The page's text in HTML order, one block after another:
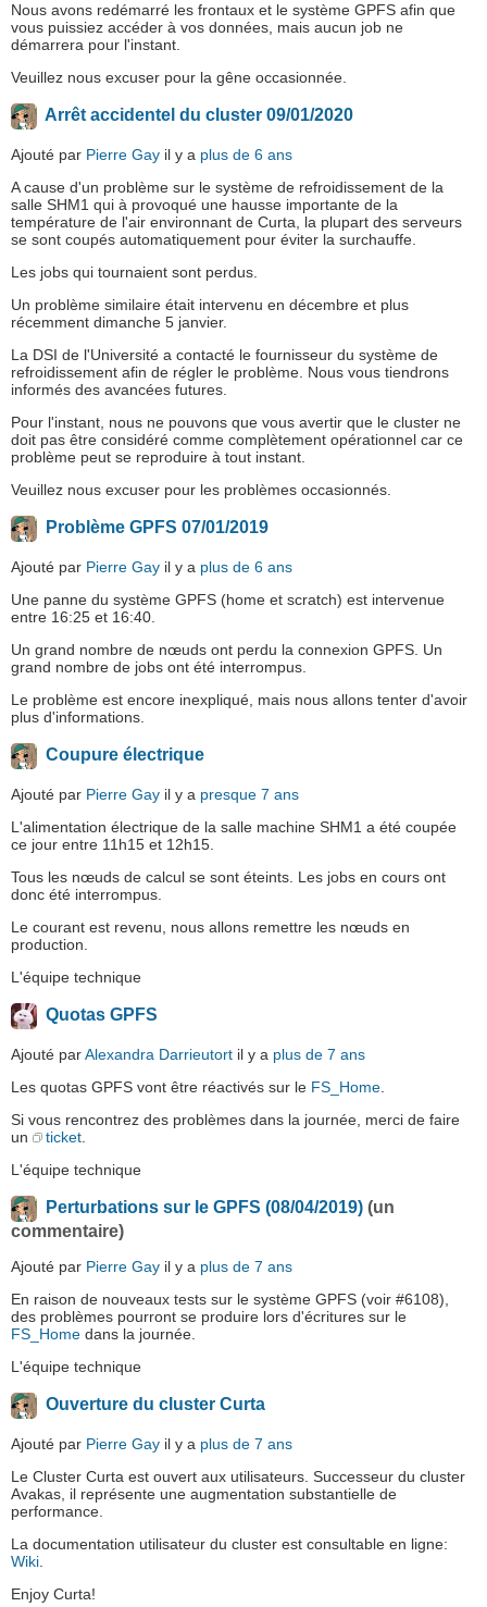
Nous avons redémarré les frontaux et le système GPFS afin que
vous puissiez accéder à vos données, mais aucun job ne
démarrera pour l'instant.
Veuillez nous excuser pour la gêne occasionnée.
Arrêt accidentel du cluster 09/01/2020
Ajouté par Pierre Gay il y a plus de 6 ans
A cause d'un problème sur le système de refroidissement de la
salle SHM1 qui à provoqué une hausse importante de la
température de l'air environnant de Curta, la plupart des serveurs
se sont coupés automatiquement pour éviter la surchauffe.
Les jobs qui tournaient sont perdus.
Un problème similaire était intervenu en décembre et plus
récemment dimanche 5 janvier.
La DSI de l'Université a contacté le fournisseur du système de
refroidissement afin de régler le problème. Nous vous tiendrons
informés des avancées futures.
Pour l'instant, nous ne pouvons que vous avertir que le cluster ne
doit pas être considéré comme complètement opérationnel car ce
problème peut se reproduire à tout instant.
Veuillez nous excuser pour les problèmes occasionnés.
Problème GPFS 07/01/2019
Ajouté par Pierre Gay il y a plus de 6 ans
Une panne du système GPFS (home et scratch) est intervenue
entre 16:25 et 16:40.
Un grand nombre de nœuds ont perdu la connexion GPFS. Un
grand nombre de jobs ont été interrompus.
Le problème est encore inexpliqué, mais nous allons tenter d'avoir
plus d'informations.
Coupure électrique
Ajouté par Pierre Gay il y a presque 7 ans
L'alimentation électrique de la salle machine SHM1 a été coupée
ce jour entre 11h15 et 12h15.
Tous les nœuds de calcul se sont éteints. Les jobs en cours ont
donc été interrompus.
Le courant est revenu, nous allons remettre les nœuds en
production.
L'équipe technique
Quotas GPFS
Ajouté parAlexandra Darrieutort il y a plus de 7 ans
Les quotas GPFS vont être réactivés sur le FS_Home.
Si vous rencontrez des problèmes dans la journée, merci de faire
un
ticket.
L'équipe technique
Perturbations sur le GPFS (08/04/2019) (un
commentaire)
Ajouté par Pierre Gay il y a plus de 7 ans
En raison de nouveaux tests sur le système GPFS (voir #6108),
des problèmes pourront se produire lors d'écritures sur le
FS_Home dans la journée.
L'équipe technique
Ouverture du cluster Curta
Ajouté par Pierre Gay il y a plus de 7 ans
Le Cluster Curta est ouvert aux utilisateurs. Successeur du cluster
Avakas, il représente une augmentation substantielle de
performance.
La documentation utilisateur du cluster est consultable en ligne:
Wiki.
Enjoy Curta!